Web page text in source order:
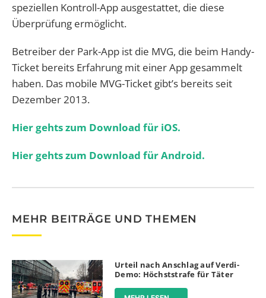
speziellen Kontroll-App ausgestattet, die diese
Überprüfung ermöglicht.
Betreiber der Park-App ist die MVG, die beim Handy-
Ticket bereits Erfahrung mit einer App gesammelt
haben. Das mobile MVG-Ticket gibt’s bereits seit
Dezember 2013.
Hier gehts zum Download für iOS.
Hier gehts zum Download für Android.
MEHR BEITRÄGE UND THEMEN
Urteil nach Anschlag auf Verdi-
Demo: Höchststrafe für Täter